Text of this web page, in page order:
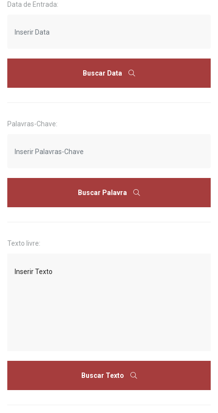
Data de Entrada:
Buscar Data
Palavras-Chave:
Buscar Palavra
Texto livre:
Buscar Texto